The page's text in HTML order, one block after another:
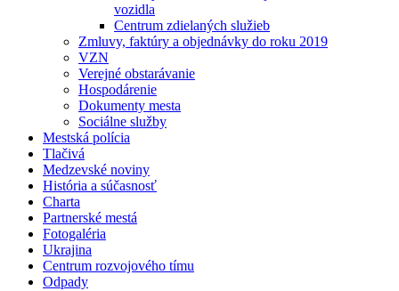
vozidla
Centrum zdielaných služieb
Zmluvy, faktúry a objednávky do roku 2019
VZN
Verejné obstarávanie
Hospodárenie
Dokumenty mesta
Sociálne služby
Mestská polícia
Tlačivá
Medzevské noviny
História a súčasnosť
Charta
Partnerské mestá
Fotogaléria
Ukrajina
Centrum rozvojového tímu
Odpady